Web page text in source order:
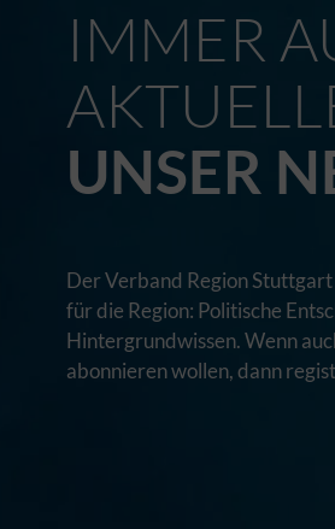
IMMER
UNSER
Der Verband Region
für die Region: Politische
Hintergrundwissen. Wenn
abonnieren wollen, dann